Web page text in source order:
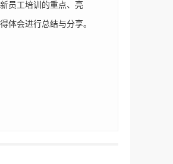
员工培训的重点、亮
体会进行总结与分享。